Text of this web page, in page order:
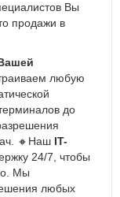
Вы
продажи в
любую
до
🔸 Наш IT-
24/7, чтобы
Мы
любых